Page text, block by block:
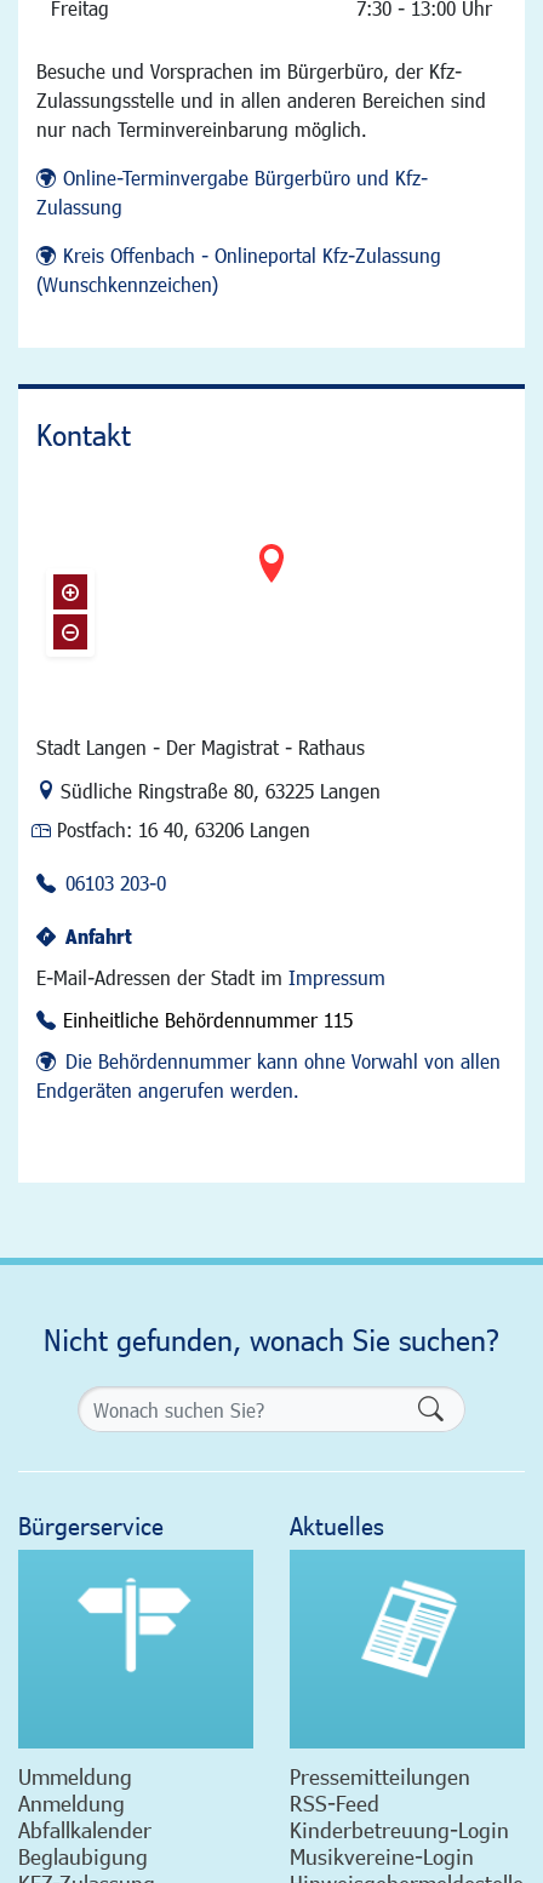
Freitag 7:30 - 13:00 Uhr
Besuche und Vorsprachen im Bürgerbüro, der Kfz-
Zulassungsstelle und in allen anderen Bereichen sind
nur nach Terminvereinbarung möglich.
Online-Terminvergabe Bürgerbüro und Kfz-
Zulassung
Kreis Offenbach - Onlineportal Kfz-Zulassung
(Wunschkennzeichen)
Kontakt
Stadt Langen - Der Magistrat - Rathaus
Link zur Google-Maps Navigation
Südliche Ringstraße 80, 63225 Langen
Postfach: 16 40, 63206 Langen
06103 203-0
Anfahrt
E-Mail-Adressen der Stadt im Impressum
Einheitliche Behördennummer 115
Die Behördennummer kann ohne Vorwahl von allen
Endgeräten angerufen werden.
Nicht gefunden, wonach Sie suchen?
Bürgerservice
Ummeldung
Anmeldung
Abfallkalender
Beglaubigung
Aktuelles
Pressemitteilungen
RSS-Feed
Kinderbetreuung-Login
Musikvereine-Login